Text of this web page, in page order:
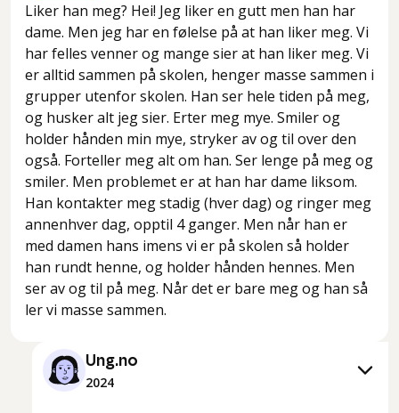
Liker han meg? Hei! Jeg liker en gutt men han har
dame. Men jeg har en følelse på at han liker meg. Vi
har felles venner og mange sier at han liker meg. Vi
er alltid sammen på skolen, henger masse sammen i
grupper utenfor skolen. Han ser hele tiden på meg,
og husker alt jeg sier. Erter meg mye. Smiler og
holder hånden min mye, stryker av og til over den
også. Forteller meg alt om han. Ser lenge på meg og
smiler. Men problemet er at han har dame liksom.
Han kontakter meg stadig (hver dag) og ringer meg
annenhver dag, opptil 4 ganger. Men når han er
med damen hans imens vi er på skolen så holder
han rundt henne, og holder hånden hennes. Men
ser av og til på meg. Når det er bare meg og han så
ler vi masse sammen.
Ung.no
2024